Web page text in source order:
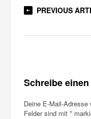
PREVIOUS
Schreibe
Deine E-Mail-
Felder sind mit*